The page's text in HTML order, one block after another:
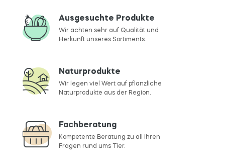
Ausgesuchte Produkte
Wir achten sehr auf Qualität und
Herkunft unseres Sortiments.
Naturprodukte
Wir legen viel Wert auf pflanzliche
Naturprodukte aus der Region.
Fachberatung
Kompetente Beratung zu all Ihren
Fragen rund ums Tier.